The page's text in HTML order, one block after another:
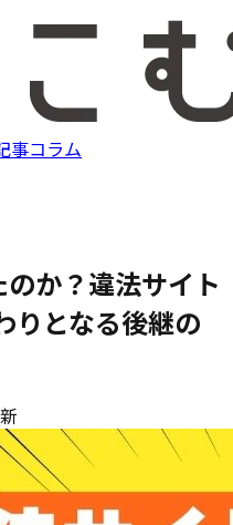
事コラム
か？違法サイト
りとなる後継の